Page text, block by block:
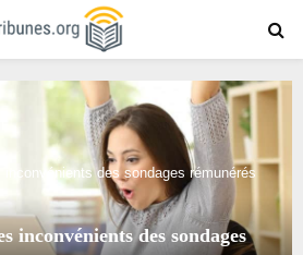
inconvénients des sondages rémunérés
inconvénients des sondages